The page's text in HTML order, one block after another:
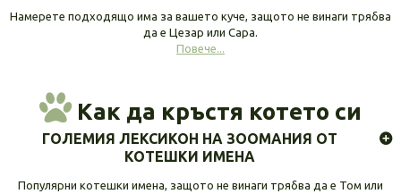
Намерете подходящо има за вашето куче, защото не винаги трябва
да е Цезар или Сара.
Повече...
Как да кръстя котето си
ГОЛЕМИЯ ЛЕКСИКОН НА ЗООМАНИЯ ОТ
КОТЕШКИ ИМЕНА
Популярни котешки имена, защото не винаги трябва да е Том или